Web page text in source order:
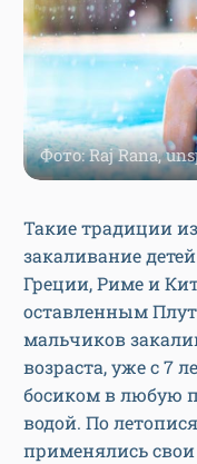
Фото: Raj Rana,
Такие традиции
закаливание
Греции, Риме и
оставленным
мальчиков
возраста, уже с 7
босиком в любую
водой. По
применялись